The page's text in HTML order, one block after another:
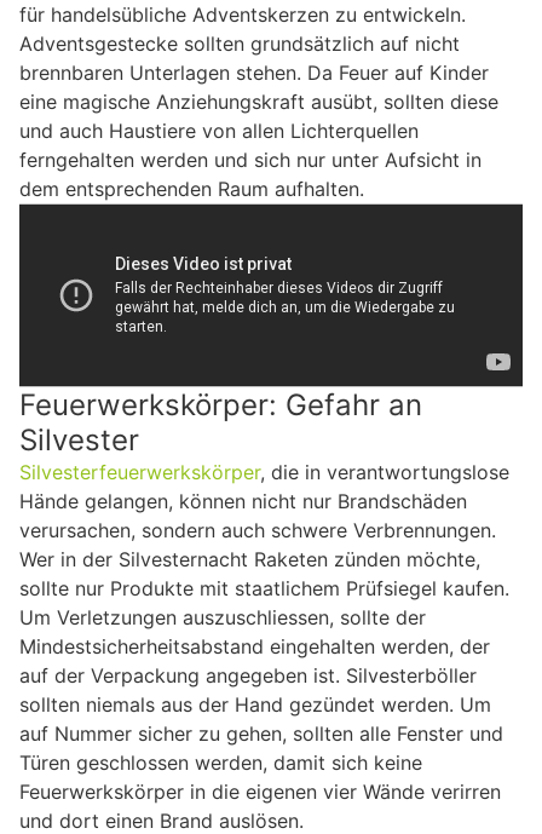
für handelsübliche Adventskerzen zu entwickeln.
Adventsgestecke sollten grundsätzlich auf nicht
brennbaren Unterlagen stehen. Da Feuer auf Kinder
eine magische Anziehungskraft ausübt, sollten diese
und auch Haustiere von allen Lichterquellen
ferngehalten werden und sich nur unter Aufsicht in
dem entsprechenden Raum aufhalten.
Feuerwerkskörper: Gefahr an
Silvester
Silvesterfeuerwerkskörper, die in verantwortungslose
Hände gelangen, können nicht nur Brandschäden
verursachen, sondern auch schwere Verbrennungen.
Wer in der Silvesternacht Raketen zünden möchte,
sollte nur Produkte mit staatlichem Prüfsiegel kaufen.
Um Verletzungen auszuschliessen, sollte der
Mindestsicherheitsabstand eingehalten werden, der
auf der Verpackung angegeben ist. Silvesterböller
sollten niemals aus der Hand gezündet werden. Um
auf Nummer sicher zu gehen, sollten alle Fenster und
Türen geschlossen werden, damit sich keine
Feuerwerkskörper in die eigenen vier Wände verirren
und dort einen Brand auslösen.